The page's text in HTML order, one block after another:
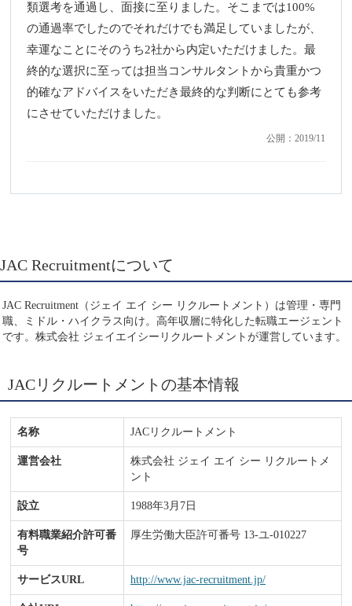
類選考を通過し、面接に至りました。そこまでは100%
の通過率でしたのでそれだけでも満足していましたが、
幸運なことにそのうち2社から内定いただけました。最
終的な選択に至っては担当コンサルタントから貴重かつ
的確なアドバイスをいただき最終的な判断にとても参考
にさせていただけました。
公開：2019/11
JAC Recruitmentについて
JAC Recruitment（ジェイ エイ シー リクルートメント）は管理・専門
職、ミドル・ハイクラス向け。高年収層に特化した転職エージェント
です。株式会社 ジェイエイシーリクルートメントが運営しています。
JACリクルートメントの基本情報
名称 JACリクルートメント
運営会社
株式会社 ジェイ エイ シー リクルートメ
ント
設立 1988年3月7日
有料職業紹介許可番
号
厚生労働大臣許可番号 13-ユ-010227
サービスURL http://www.jac-recruitment.jp/